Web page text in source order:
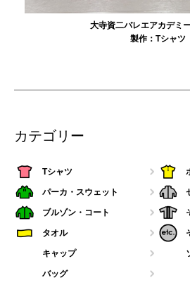
大寺資二バレエアカデミ
製作： Tシャツ
カテゴリー
Tシャツ
パーカ・スウェット
ブルゾン・コート
タオル
キャップ
バッグ